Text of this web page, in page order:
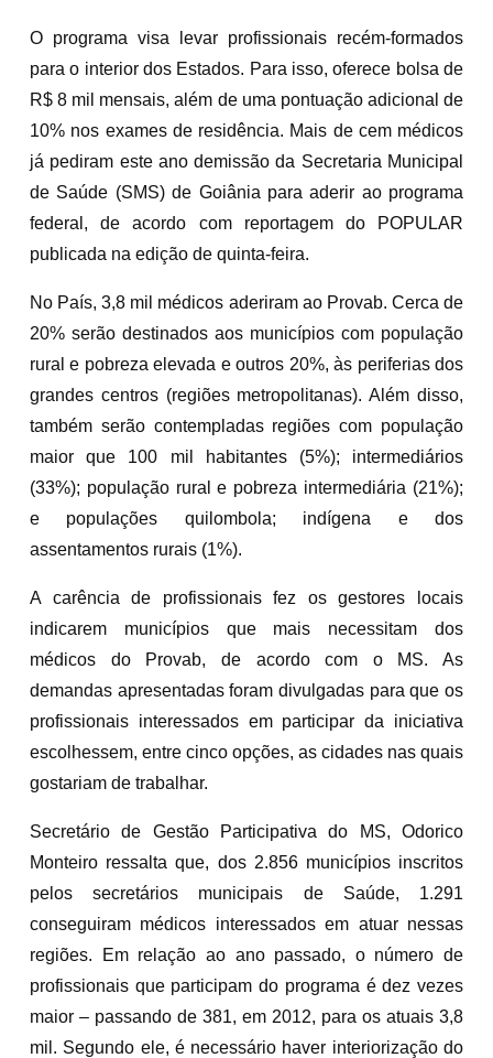
O programa visa levar profissionais recém-formados
para o interior dos Estados. Para isso, oferece bolsa de
R$ 8 mil mensais, além de uma pontuação adicional de
10% nos exames de residência. Mais de cem médicos
já pediram este ano demissão da Secretaria Municipal
de Saúde (SMS) de Goiânia para aderir ao programa
federal, de acordo com reportagem do POPULAR
publicada na edição de quinta-feira.
No País, 3,8 mil médicos aderiram ao Provab. Cerca de
20% serão destinados aos municípios com população
rural e pobreza elevada e outros 20%, às periferias dos
grandes centros (regiões metropolitanas). Além disso,
também serão contempladas regiões com população
maior que 100 mil habitantes (5%); intermediários
(33%); população rural e pobreza intermediária (21%);
e populações quilombola; indígena e dos
assentamentos rurais (1%).
A carência de profissionais fez os gestores locais
indicarem municípios que mais necessitam dos
médicos do Provab, de acordo com o MS. As
demandas apresentadas foram divulgadas para que os
profissionais interessados em participar da iniciativa
escolhessem, entre cinco opções, as cidades nas quais
gostariam de trabalhar.
Secretário de Gestão Participativa do MS, Odorico
Monteiro ressalta que, dos 2.856 municípios inscritos
pelos secretários municipais de Saúde, 1.291
conseguiram médicos interessados em atuar nessas
regiões. Em relação ao ano passado, o número de
profissionais que participam do programa é dez vezes
maior – passando de 381, em 2012, para os atuais 3,8
mil. Segundo ele, é necessário haver interiorização do